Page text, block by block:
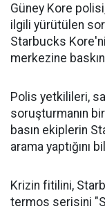
Güney Kore
ilgili yürütülen
Starbucks
merkezine
Polis yetkilileri,
soruşturmanın
basın ekiplerin
arama yaptığını
Krizin fitilini,
termos serisini